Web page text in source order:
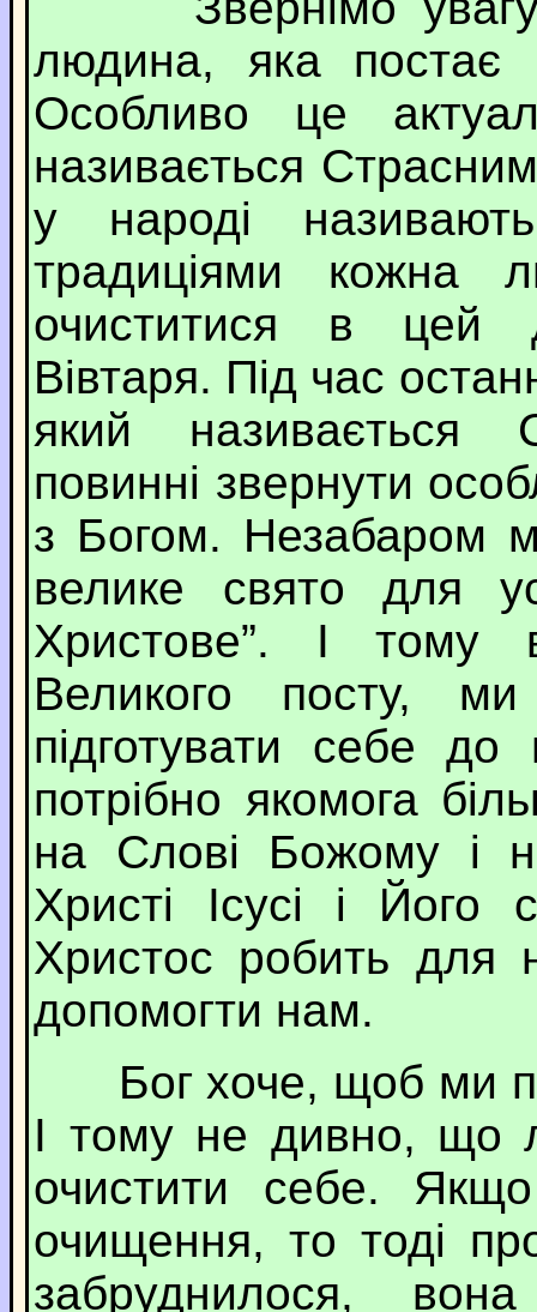
людина, яка
Особливо це
називається
у народі
традиціями кожна
очиститися в цей
Вівтаря. Під час
який
повинні звернути
з Богом. Незабаром
велике свято для
Христове”. І тому
Великого посту,
підготувати себе
потрібно якомога
на Слові Божому і
Христі Ісусі і
Христос робить
допомогти нам.
Бог хоче, щоб ми
І тому не дивно, що
очистити себе.
очищення, то тоді
забруднилося,